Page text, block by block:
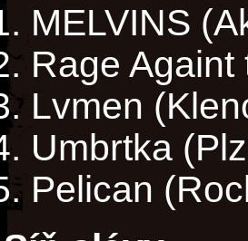
MELVINS
Rage
Lvmen
Umbrtka
Pelican